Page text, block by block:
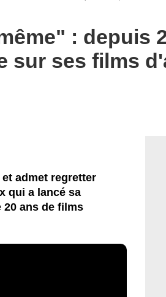
: depuis
sur ses films
cet article
admet regretter
qui a lancé sa
20 ans de films